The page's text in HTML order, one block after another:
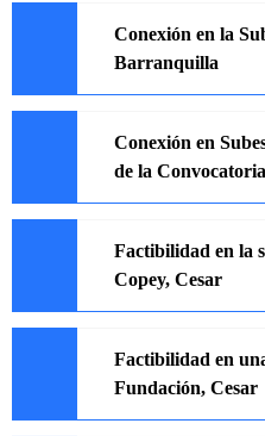
Conexión en la
Barranquilla
Conexión en
de la
Factibilidad en la
Copey, Cesar
Factibilidad en
Fundación, Cesar